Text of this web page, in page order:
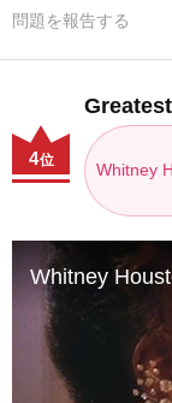
問題を報告する
Whitney
4位
Whitney